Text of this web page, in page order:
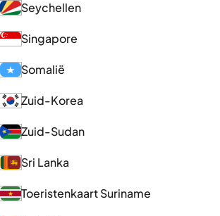
Seychellen
Singapore
Somalië
Zuid-Korea
Zuid-Sudan
Sri Lanka
Toeristenkaart Suriname